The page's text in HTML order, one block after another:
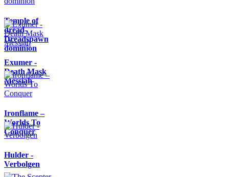
Temple of
dread-
Dreadspawn
dominion
Exumer -
Death Mask
Messiah
Ironflame –
Worlds To
Conquer
Hulder -
Verbolgen